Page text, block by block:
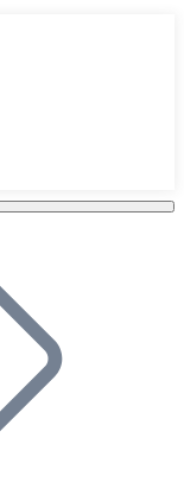
y permite que